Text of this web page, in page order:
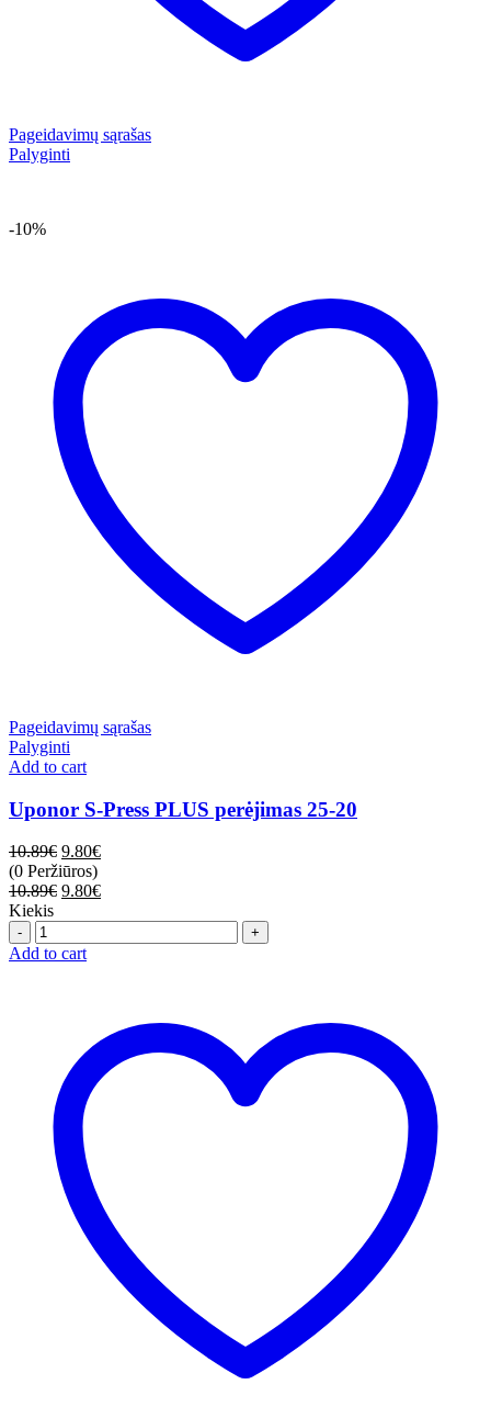
Pageidavimų sąrašas
Palyginti
-10%
Pageidavimų sąrašas
Palyginti
Add to cart
Uponor S-Press PLUS perėjimas 25-20
10.89€ 9.80€
(0 Peržiūros)
10.89€ 9.80€
Kiekis
Quantity
Add to cart